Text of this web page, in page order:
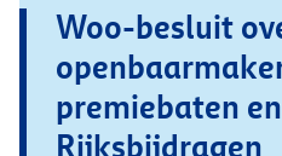
Woo-besluit
premiebaten en
Rijksbijdragen